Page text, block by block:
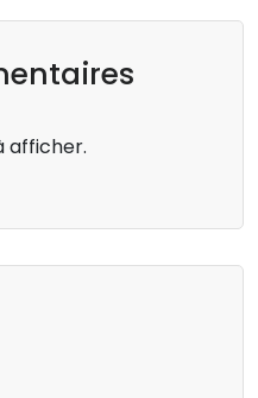
afficher.